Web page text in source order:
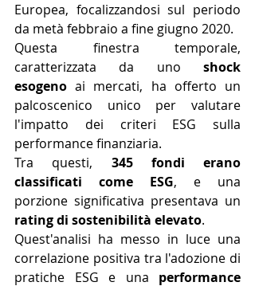
Europea, focalizzandosi sul periodo
da metà febbraio a fine giugno 2020.
Questa finestra temporale,
caratterizzata da uno shock
esogeno ai mercati, ha offerto un
palcoscenico unico per valutare
l'impatto dei criteri ESG sulla
performance finanziaria.
Tra questi, 345 fondi erano
classificati come ESG, e una
rating di sostenibilità elevato.
Quest'analisi ha messo in luce una
correlazione positiva tra l'adozione di
pratiche ESG e una performance